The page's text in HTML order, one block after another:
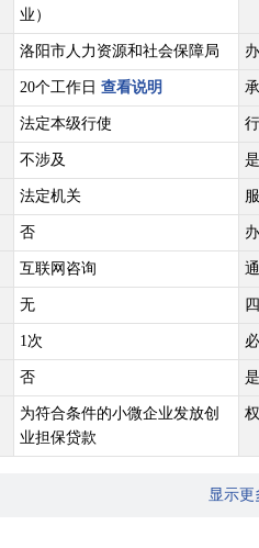
业）
洛阳市人力资源和社会保障局
20个工作日 查看说明
法定本级行使
不涉及
法定机关
否
互联网咨询
无
1次
否
为符合条件的小微企业发放创
业担保贷款
显示更